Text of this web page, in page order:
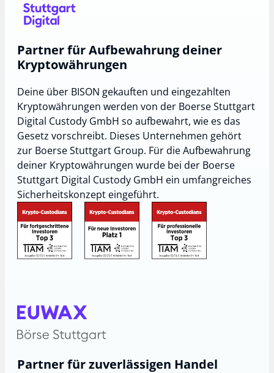
Partner für Aufbewahrung deiner
Kryptowährungen
Deine über BISON gekauften und eingezahlten
Kryptowährungen werden von der Boerse Stuttgart
Digital Custody GmbH so aufbewahrt, wie es das
Gesetz vorschreibt. Dieses Unternehmen gehört
zur Boerse Stuttgart Group. Für die Aufbewahrung
deiner Kryptowährungen wurde bei der Boerse
Stuttgart Digital Custody GmbH ein umfangreiches
Sicherheitskonzept eingeführt.
Partner für zuverlässigen Handel